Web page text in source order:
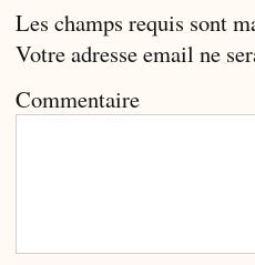
Les champs requis sont
Votre adresse email ne
Commentaire